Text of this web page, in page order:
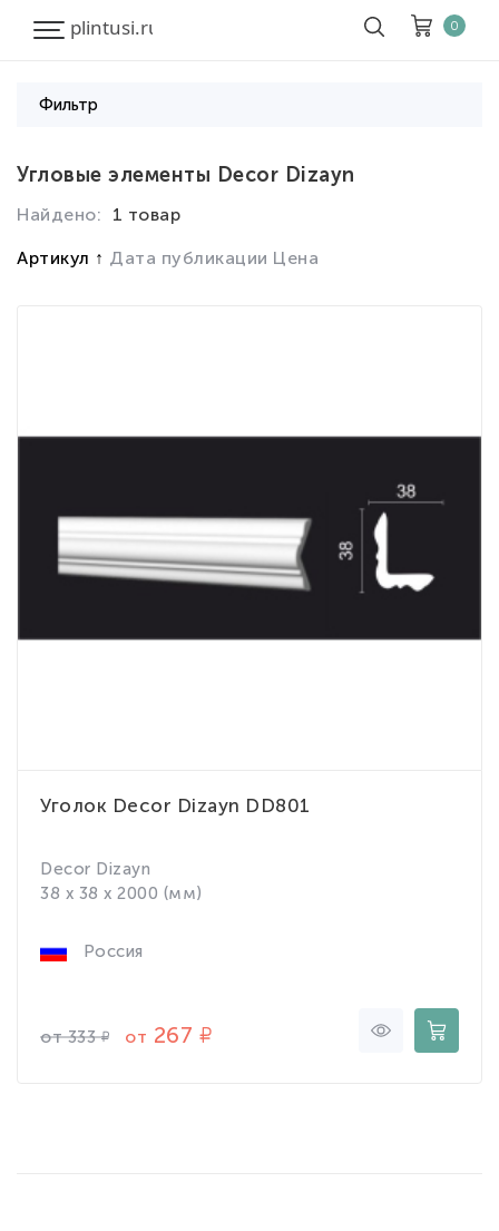
Итого к оплате
0
Фильтр
Угловые элементы Decor Dizayn
Найдено: 1 товар
Артикул Дата публикации Цена
Уголок Decor Dizayn DD801
Decor Dizayn
38 x 38 x 2000 (мм)
Россия
от333 от 267